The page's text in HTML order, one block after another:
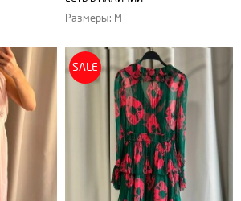
Размеры: M
SALE